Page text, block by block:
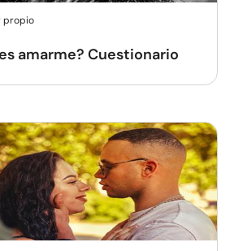
propio
amarme? Cuestionario